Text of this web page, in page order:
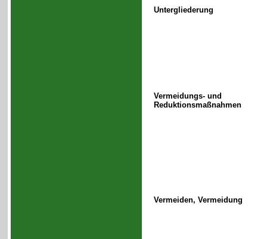
Untergliederung
Vermeidungs- und
Reduktionsmaßnahmen
Vermeiden, Vermeidung